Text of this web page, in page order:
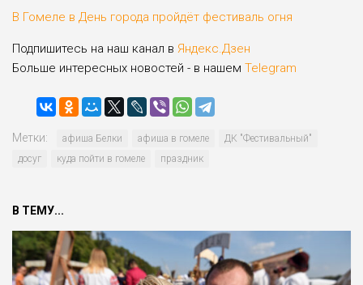
В Гомеле в День города пройдёт фестиваль огня
Подпишитесь на наш канал в Яндекс.Дзен
Больше интересных новостей - в нашем Telegram
Метки: афиша Белки афиша в гомеле
ДК "Фестивальный"
досуг
куда пойти в гомеле праздник
В ТЕМУ...